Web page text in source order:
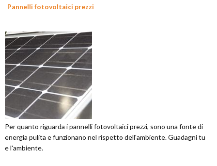
Pannelli fotovoltaici prezzi
Per quanto riguarda i pannelli fotovoltaici prezzi, sono una fonte di
energia pulita e funzionano nel rispetto dell'ambiente. Guadagni tu
e l'ambiente.